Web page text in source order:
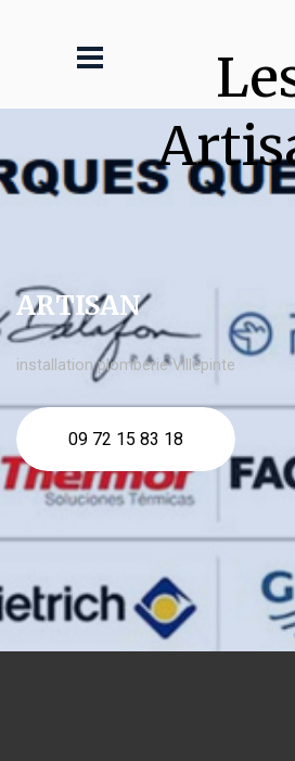
ARTISAN
installation plomberie Villepinte
09 72 15 83 18